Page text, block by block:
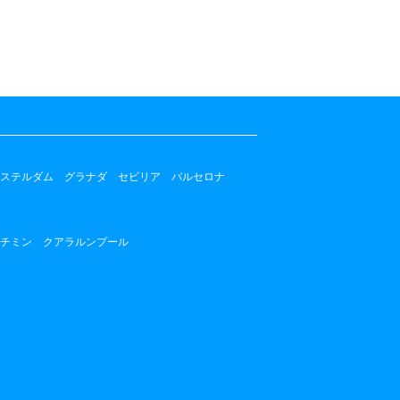
テルダム グラナダ セビリア
バルセロナ
ミン クアラルンプール